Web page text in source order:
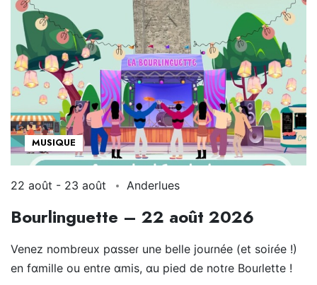
MUSIQUE
22 août - 23 août Anderlues
Bourlinguette – 22 août 2026
Venez nombɾeux pɑsseɾ une belle jouɾnée (et soiɾée !)
en fɑmille ou entɾe ɑmis, ɑu pied de notɾe Bouɾlette !